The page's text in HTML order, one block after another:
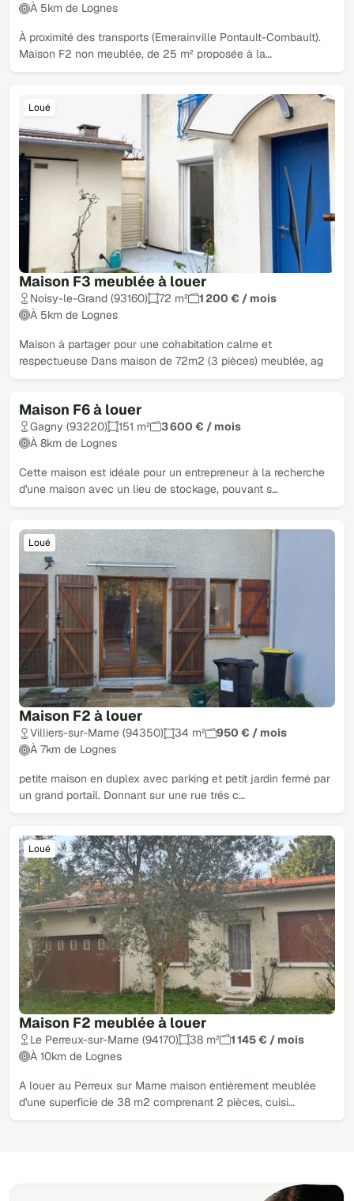
À 5km de Lognes
À proximité des transports (Emerainville Pontault-Combault).
Maison F2 non meublée, de 25 m² proposée à la…
Maison F3 meublée à louer
Loué
Noisy-le-Grand (93160) 72 m²
1 200 € / mois
À 5km de Lognes
Maison à partager pour une cohabitation calme et
respectueuse Dans maison de 72m2 (3 pièces) meublée, ag
Maison F6 à louer
Loué
Gagny (93220) 151 m²
3 600 € / mois
À 8km de Lognes
Cette maison est idéale pour un entrepreneur à la recherche
d'une maison avec un lieu de stockage, pouvant s…
Maison F2 à louer
Loué
Villiers-sur-Marne (94350) 34 m²
950 € / mois
À 7km de Lognes
petite maison en duplex avec parking et petit jardin fermé par
un grand portail. Donnant sur une rue trés c…
Maison F2 meublée à louer
Loué
Le Perreux-sur-Marne (94170) 38 m²
1 145 € / mois
À 10km de Lognes
A louer au Perreux sur Marne maison entièrement meublée
d'une superficie de 38 m2 comprenant 2 pièces, cuisi…